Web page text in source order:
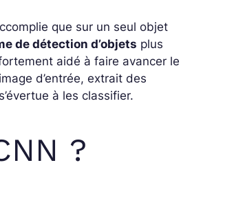
que sur un seul objet
de détection d’objets plus
aidé à faire avancer le
d’entrée, extrait des
à les classifier.
?